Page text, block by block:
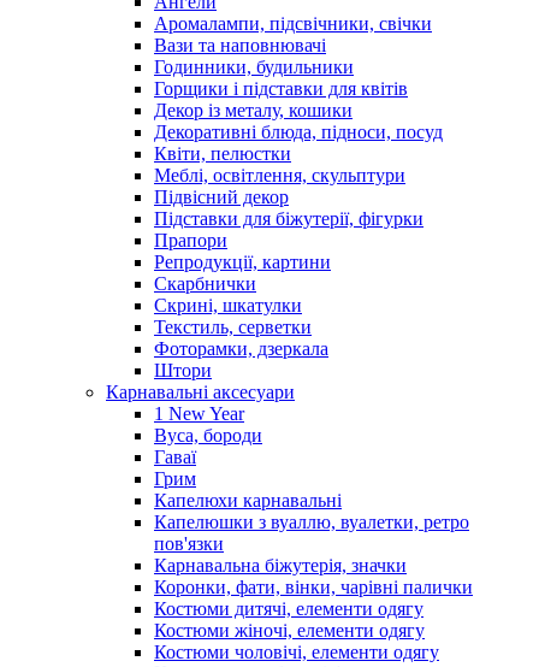
Аромалампи, підсвічники, свічки
Вази та наповнювачі
Годинники, будильники
Горщики і підставки для квітів
Декор із металу, кошики
Декоративні блюда, підноси, посуд
Квіти, пелюстки
Меблі, освітлення, скульптури
Підвісний декор
Підставки для біжутерії, фігурки
Прапори
Репродукції, картини
Скарбнички
Скрині, шкатулки
Текстиль, серветки
Фоторамки, дзеркала
Штори
Карнавальні аксесуари
1 New Year
Вуса, бороди
Гаваї
Грим
Капелюхи карнавальні
Капелюшки з вуаллю, вуалетки, ретро
пов'язки
Карнавальна біжутерія, значки
Коронки, фати, вінки, чарівні палички
Костюми дитячі, елементи одягу
Костюми жіночі, елементи одягу
Костюми чоловічі, елементи одягу